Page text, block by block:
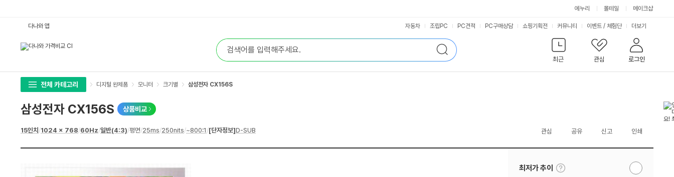
에누리 몰테일
메이크샵
합
검
색
검
색
최근
관심 로그인
다나와 앱 자동차 조립PC PC견적 PC구매상담 쇼핑기획전 커뮤니티 이벤트 / 체험단 서
비
스
더보기
전체 카테고리 디지털 완제품 모니터 크기별 삼성전자 CX156S
삼성전자 CX156S 상품비교
상
15인치 /1024 x 768/60Hz/일반(4:3)/평면/25ms/250nits/~800:1 /[단자정보]D-SUB 관심 공유 신고 인쇄
최저가 추이
툴
팁
알